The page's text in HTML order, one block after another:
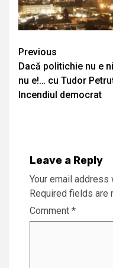
Continue
Reading
Previous
Dacă politichie nu e
nu e!… cu Tudor
Incendiul democrat
Leave a Reply
Your email
Required fields are
Comment *